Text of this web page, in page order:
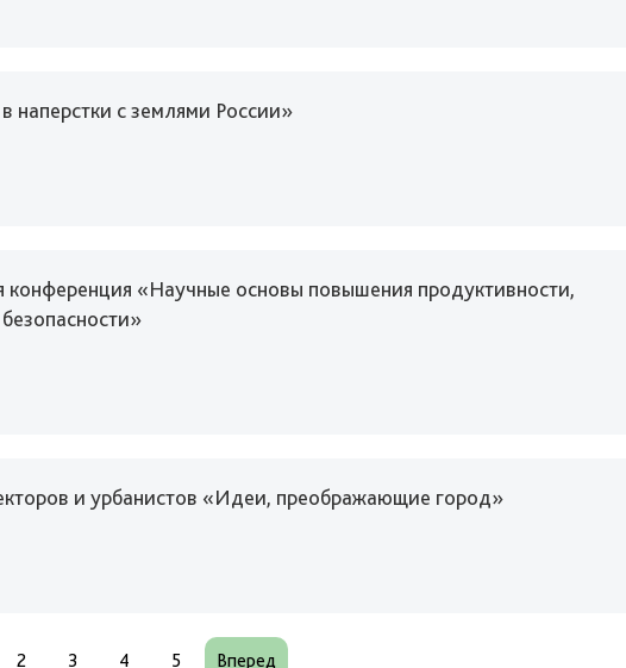
наперстки с землями России»
«Научные основы повышения продуктивности,
и урбанистов «Идеи, преображающие город»
2 3 4 5 Вперед